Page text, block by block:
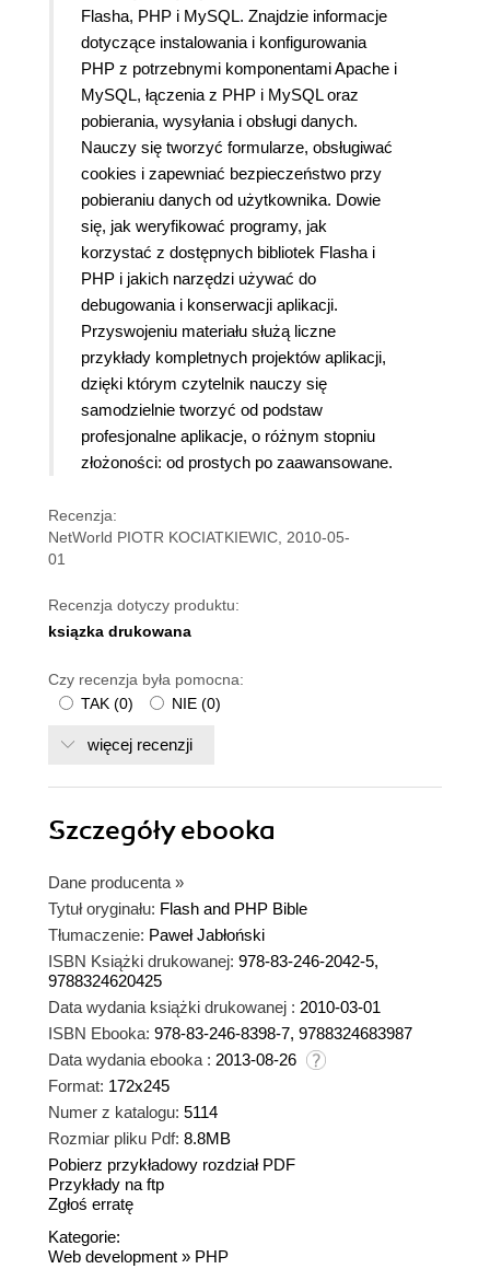
Flasha, PHP i MySQL. Znajdzie informacje
dotyczące instalowania i konfigurowania
PHP z potrzebnymi komponentami Apache i
MySQL, łączenia z PHP i MySQL oraz
pobierania, wysyłania i obsługi danych.
Nauczy się tworzyć formularze, obsługiwać
cookies i zapewniać bezpieczeństwo przy
pobieraniu danych od użytkownika. Dowie
się, jak weryfikować programy, jak
korzystać z dostępnych bibliotek Flasha i
PHP i jakich narzędzi używać do
debugowania i konserwacji aplikacji.
Przyswojeniu materiału służą liczne
przykłady kompletnych projektów aplikacji,
dzięki którym czytelnik nauczy się
samodzielnie tworzyć od podstaw
profesjonalne aplikacje, o różnym stopniu
złożoności: od prostych po zaawansowane.
Recenzja:
NetWorld PIOTR KOCIATKIEWIC, 2010-05-
01
Recenzja dotyczy produktu:
ksiązka drukowana
Czy recenzja była pomocna:
TAK (0) NIE (0)
więcej recenzji
Szczegółyebooka
Dane producenta »
Tytuł oryginału: Flash and PHP Bible
Tłumaczenie: Paweł Jabłoński
ISBN Książki drukowanej: 978-83-246-2042-5,
9788324620425
Data wydania książki drukowanej : 2010-03-01
ISBN Ebooka: 978-83-246-8398-7, 9788324683987
Data wydania ebooka : 2013-08-26
Format: 172x245
Numer z katalogu: 5114
Rozmiar pliku Pdf: 8.8MB
Pobierz przykładowy rozdział PDF
Przykłady na ftp
Zgłoś erratę
Kategorie:
Web development » PHP